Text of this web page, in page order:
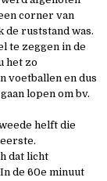
corner van
de ruststand was.
te zeggen in de
het zo
voetballen en dus
lopen om bv.
helft die
dat licht
de 60e minuut